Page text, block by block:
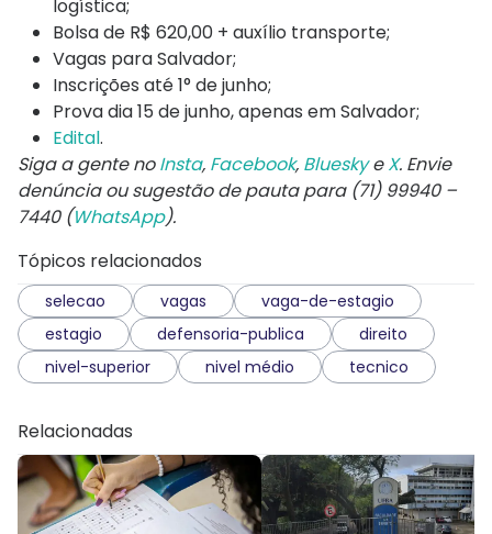
logística;
Bolsa de R$ 620,00 + auxílio transporte;
Vagas para Salvador;
Inscrições até 1° de junho;
Prova dia 15 de junho, apenas em Salvador;
Edital.
Siga a gente noInsta, Facebook, BlueskyeX. Envie
denúncia ou sugestão de pauta para (71) 99940 –
7440 (WhatsApp).
Tópicos relacionados
selecao vagas
vaga-de-estagio
estagio
defensoria-publica
direito
nivel-superior
nivel médio tecnico
Relacionadas